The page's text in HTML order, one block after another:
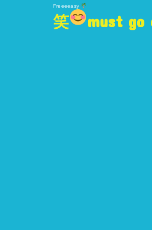
Freeeeasy
笑 must